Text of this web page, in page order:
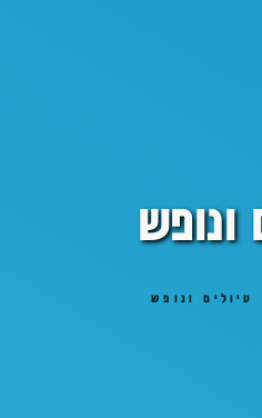
ונופש
טיולים ונופש